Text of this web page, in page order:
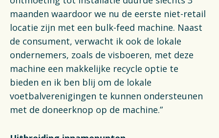
maanden waardoor we nu de eerste niet-retail
locatie zijn met een bulk-feed machine. Naast
de consument, verwacht ik ook de lokale
ondernemers, zoals de visboeren, met deze
machine een makkelijke recycle optie te
bieden en ik ben blij om de lokale
voetbalverenigingen te kunnen ondersteunen
met de doneerknop op de machine.”